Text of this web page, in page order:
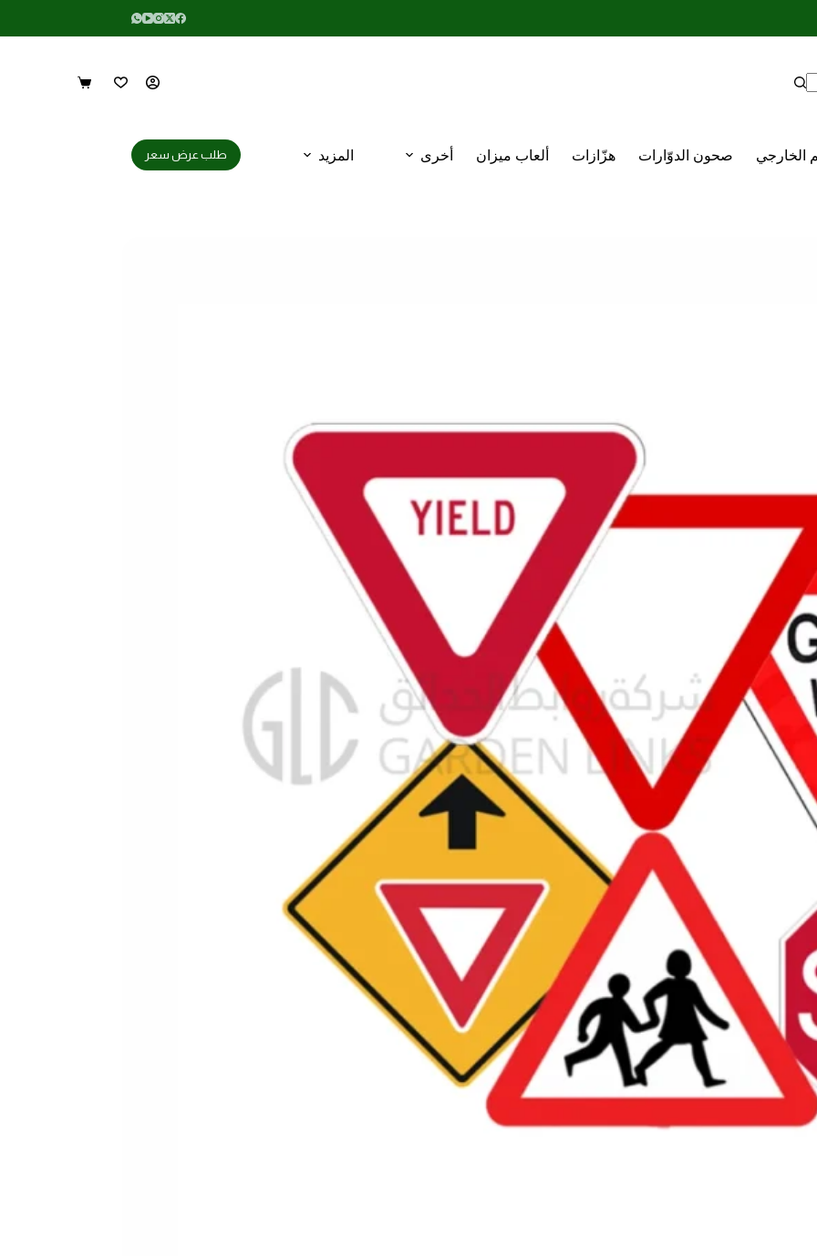
الخارجي صحون الدوّارات هزّازات ألعاب ميزان أخرى المزيد طلب عرض سعر